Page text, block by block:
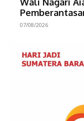
07/08/2026